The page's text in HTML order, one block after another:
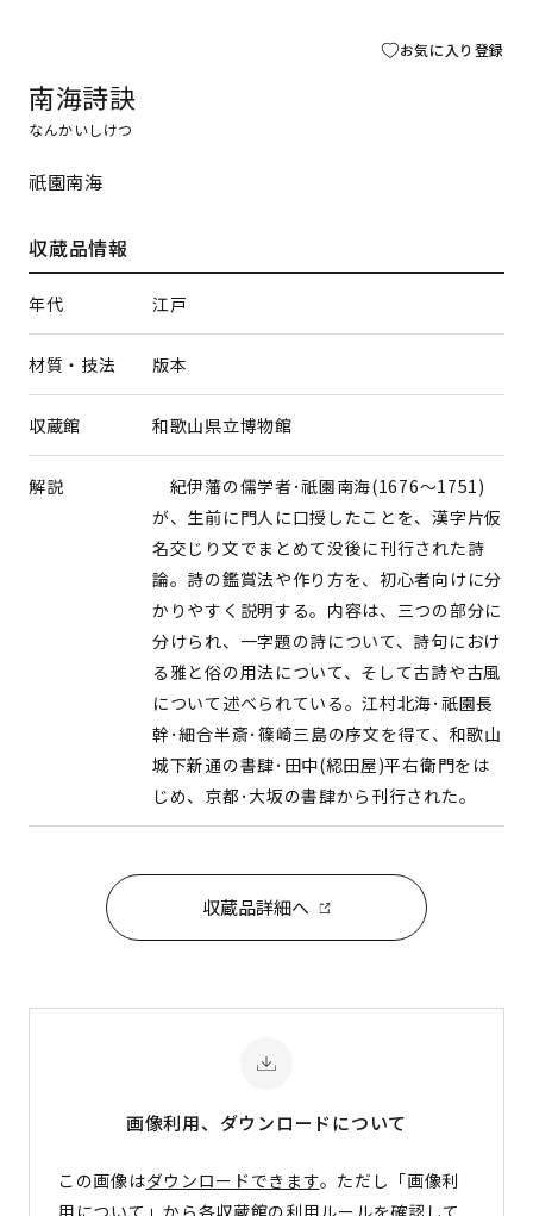
お気に入り登録
南海詩訣
なんかいしけつ
祇園南海
収蔵品情報
年代 江戸
材質・技法 版本
収蔵館 和歌山県立博物館
解説
紀伊藩の儒学者･祇園南海(1676～1751)
が、生前に門人に口授したことを、漢字片仮
名交じり文でまとめて没後に刊行された詩
論。詩の鑑賞法や作り方を、初心者向けに分
かりやすく説明する。内容は、三つの部分に
分けられ、一字題の詩について、詩句におけ
る雅と俗の用法について、そして古詩や古風
について述べられている。江村北海･祇園長
幹･細合半斎･篠崎三島の序文を得て、和歌山
城下新通の書肆･田中(綛田屋)平右衛門をは
じめ、京都･大坂の書肆から刊行された。
収蔵品詳細へ
画像利用、ダウンロードについて
この画像はダウンロードできます。ただし「画像利
用について」から各収蔵館の利用ルールを確認して